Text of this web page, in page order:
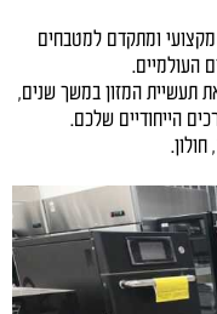
ומתקדם למטבחים
העולמיים.
תעשיית המזון במשך שנים,
הייחודיים שלכם.